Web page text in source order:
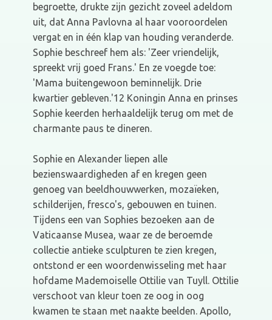
begroette, drukte zijn gezicht zoveel adeldom
uit, dat Anna Pavlovna al haar vooroordelen
vergat en in één klap van houding veranderde.
Sophie beschreef hem als: 'Zeer vriendelijk,
spreekt vrij goed Frans.' En ze voegde toe:
'Mama buitengewoon beminnelijk. Drie
kwartier gebleven.'12 Koningin Anna en prinses
Sophie keerden herhaaldelijk terug om met de
charmante paus te dineren.
Sophie en Alexander liepen alle
bezienswaardigheden af en kregen geen
genoeg van beeldhouwwerken, mozaïeken,
schilderijen, fresco's, gebouwen en tuinen.
Tijdens een van Sophies bezoeken aan de
Vaticaanse Musea, waar ze de beroemde
collectie antieke sculpturen te zien kregen,
ontstond er een woordenwisseling met haar
hofdame Mademoiselle Ottilie van Tuyll. Ottilie
verschoot van kleur toen ze oog in oog
kwamen te staan met naakte beelden. Apollo,